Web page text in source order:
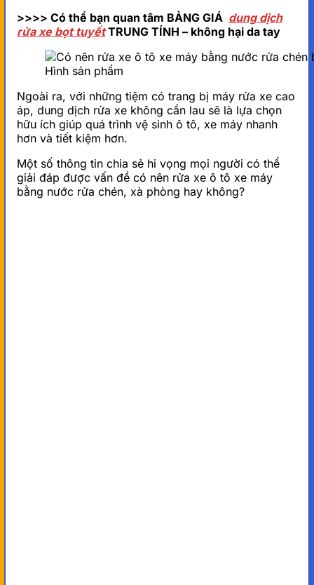
>>>> Có thể bạn quan tâm BẢNG GIÁ dung dịch
rửa xe bọt tuyếtTRUNG TÍNH – không hại da tay
Hình sản phẩm
Ngoài ra, với những tiệm có trang bị máy rửa xe cao
áp, dung dịch rửa xe không cần lau sẽ là lựa chọn
hữu ích giúp quá trình vệ sinh ô tô, xe máy nhanh
hơn và tiết kiệm hơn.
Một số thông tin chia sẻ hi vọng mọi người có thể
giải đáp được vấn đề có nên rửa xe ô tô xe máy
bằng nước rửa chén, xà phòng hay không?